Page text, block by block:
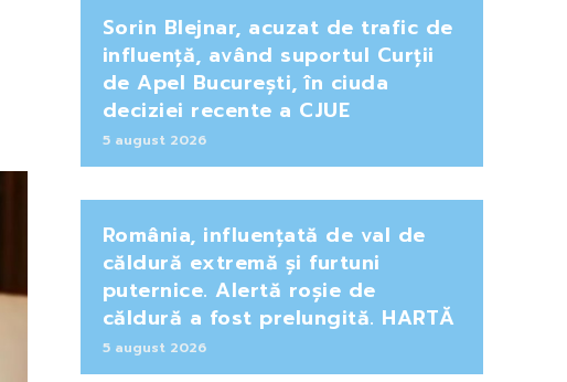
Sorin Blejnar, acuzat de trafic de
influență, având suportul Curții
de Apel București, în ciuda
deciziei recente a CJUE
5 august 2026
România, influențată de val de
căldură extremă și furtuni
puternice. Alertă roșie de
căldură a fost prelungită. HARTĂ
5 august 2026